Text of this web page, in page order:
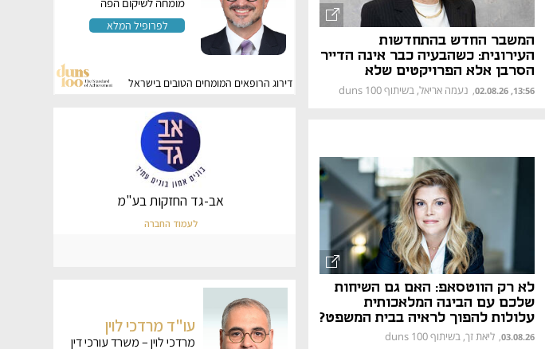
המשבר החדש בהתחדשות
העירונית: כשהבעיה כבר אינה הדייר
הסרבן אלא הפרויקטים שלא
מצליחים להתממש
13:56, 02.08.26
, נעמה אריאל, בשיתוף duns 100
לא רק הווטסאפ: האם גם השיחות
שלכם עם הבינה המלאכותית
עלולות להפוך לראיה בבית המשפט?
03.08.26
, ליאת זך, בשיתוף duns 100